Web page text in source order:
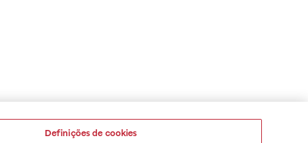
Definições de cookies